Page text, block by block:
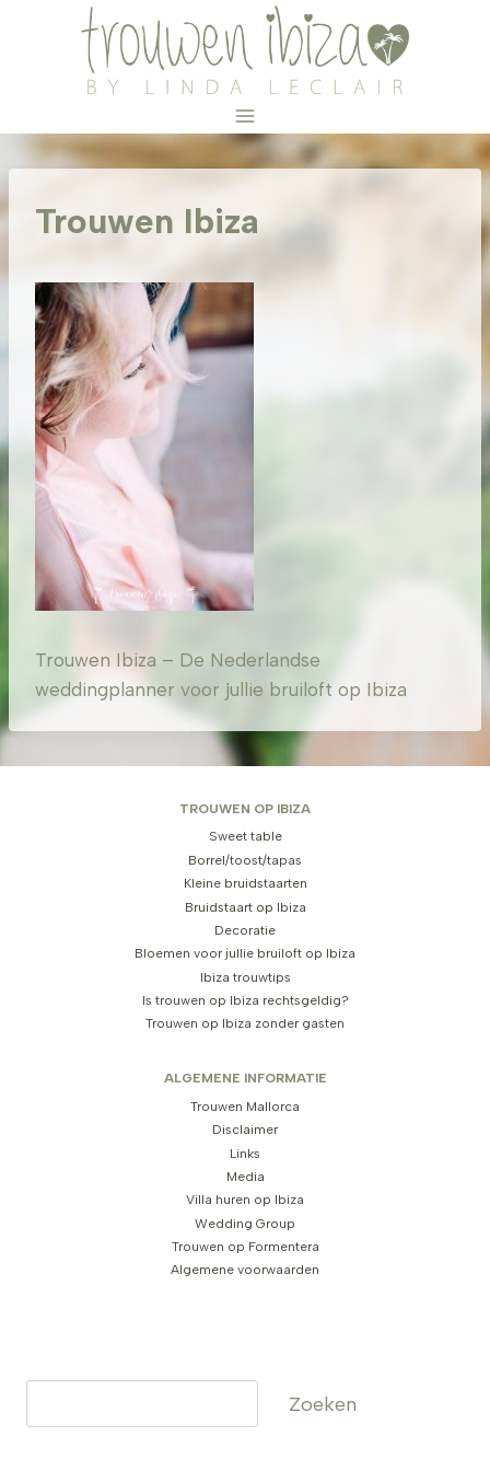
Trouwen Ibiza
Trouwen Ibiza – De Nederlandse
weddingplanner voor jullie bruiloft op Ibiza
TROUWEN OP IBIZA
Sweet table
Borrel/toost/tapas
Kleine bruidstaarten
Bruidstaart op Ibiza
Decoratie
Bloemen voor jullie bruiloft op Ibiza
Ibiza trouwtips
Is trouwen op Ibiza rechtsgeldig?
Trouwen op Ibiza zonder gasten
ALGEMENE INFORMATIE
Trouwen Mallorca
Disclaimer
Links
Media
Villa huren op Ibiza
Wedding Group
Trouwen op Formentera
Algemene voorwaarden
Zoeken